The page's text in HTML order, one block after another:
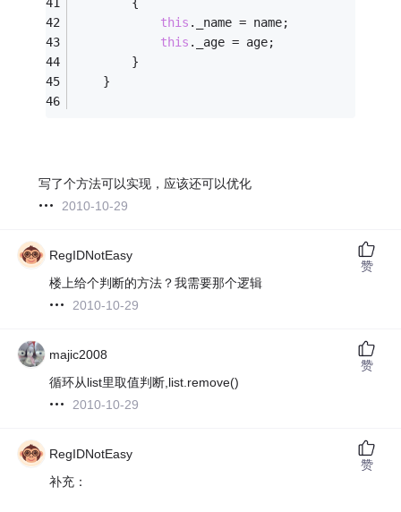
        {
this ._name = name;
this ._age = age;
        }
    }
写了个方法可以实现，应该还可以优化
2010-10-29
RegIDNotEasy
楼上给个判断的方法？我需要那个逻辑
2010-10-29
赞
majic2008
循环从list里取值判断,list.remove()
2010-10-29
赞
RegIDNotEasy
补充：
赞